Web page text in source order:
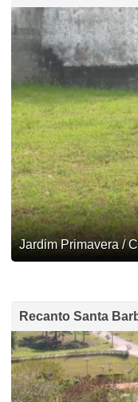
Jardim Primavera /
Recanto Santa